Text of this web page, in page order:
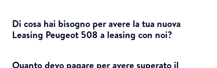
Di cosa hai bisogno per avere la tua nuova
Leasing Peugeot 508 a leasing con noi?
Quanto devo pagare per avere superato il